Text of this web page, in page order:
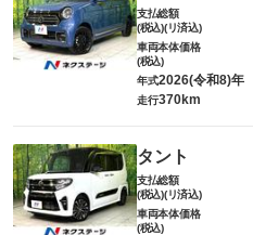
支払総額
(税込)(リ済込)
車両本体価格
(税込)
年式2026(令和8)年
走行370km
タント
支払総額
(税込)(リ済込)
車両本体価格
(税込)